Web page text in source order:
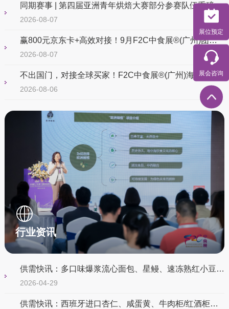
同期赛事 | 第四届亚洲青年烘焙大赛部分参赛队伍重磅亮相！
2026-08-07
赢800元京东卡+高效对接！9月F2C中食展®(广州)团长火热招募中！
2026-08-07
不出国门，对接全球买家！F2C中食展®(广州)海外采购商专项邀约进行中
2026-08-06
行业资讯
供需快讯：多口味爆浆流心面包、星鳗、速冻熟红小豆（大宗批发）...
2026-04-29
供需快讯：西班牙进口杏仁、咸蛋黄、牛肉柜/红酒柜个性化定制...
展位预定
展会咨询